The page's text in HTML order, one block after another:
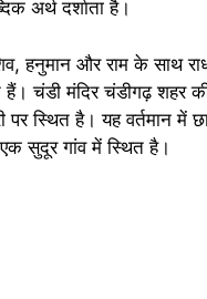
अर्थ दर्शाता है।
हनुमान और राम के साथ
हैं। चंडी मंदिर चंडीगढ़ शहर
पर स्थित है। यह वर्तमान में
सुदूर गांव में स्थित है।